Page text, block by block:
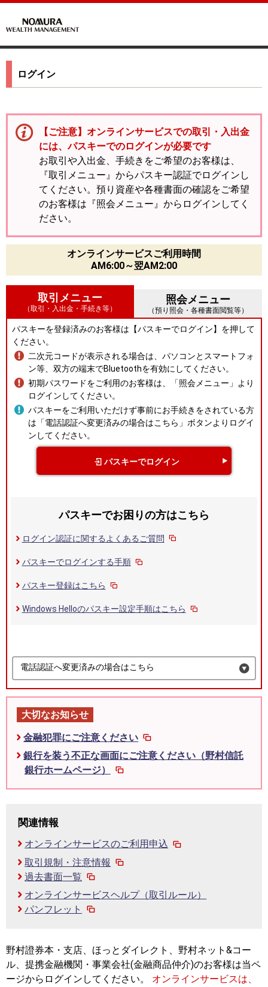
ログイン
【ご注意】オンラインサービスでの取引・入出金
には、パスキーでのログインが必要です
お取引や入出金、手続きをご希望のお客様は、
『取引メニュー』からパスキー認証でログインし
てください。預り資産や各種書面の確認をご希望
のお客様は『照会メニュー』からログインしてく
ださい。
オンラインサービスご利用時間
AM6:00～翌AM2:00
取引メニュー
（取引・入出金・手続き等）
照会メニュー
（預り照会・各種書面閲覧等）
パスキーを登録済みのお客様は【パスキーでログイン】を押して
ください。
二次元コードが表示される場合は、パソコンとスマートフォ
ン等、双方の端末でBluetoothを有効にしてください。
初期パスワードをご利用のお客様は、「照会メニュー」より
ログインしてください。
パスキーをご利用いただけず事前にお手続きをされている方
は「電話認証へ変更済みの場合はこちら」ボタンよりログイ
ンしてください。
パスキーでログイン
パスキーでお困りの方はこちら
ログイン認証に関するよくあるご質問
パスキーでログインする手順
パスキー登録はこちら
Windows Helloのパスキー設定手順はこちら
電話認証へ変更済みの場合はこちら
大切なお知らせ
金融犯罪にご注意ください
銀行を装う不正な画面にご注意ください（野村信託
銀行ホームページ）
関連情報
オンラインサービスのご利用申込
取引規制・注意情報
過去書面一覧
オンラインサービスヘルプ（取引ルール）
パンフレット
野村證券本・支店、ほっとダイレクト、野村ネット&コー
ル、提携金融機関・事業会社(金融商品仲介)のお客様は当ペ
ージからログインしてください。 オンラインサービスは、